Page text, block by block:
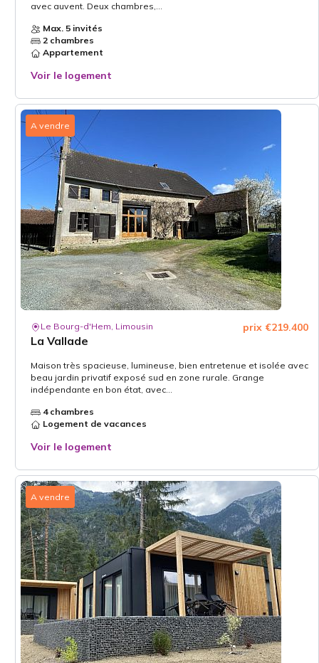
avec auvent. Deux chambres,...
Max. 5 invités
2 chambres
Appartement
Voir le logement
A vendre
Le Bourg-d'Hem, Limousin
La Vallade
prix €219.400
Maison très spacieuse, lumineuse, bien entretenue et isolée avec
beau jardin privatif exposé sud en zone rurale. Grange
indépendante en bon état, avec...
4 chambres
Logement de vacances
Voir le logement
A vendre